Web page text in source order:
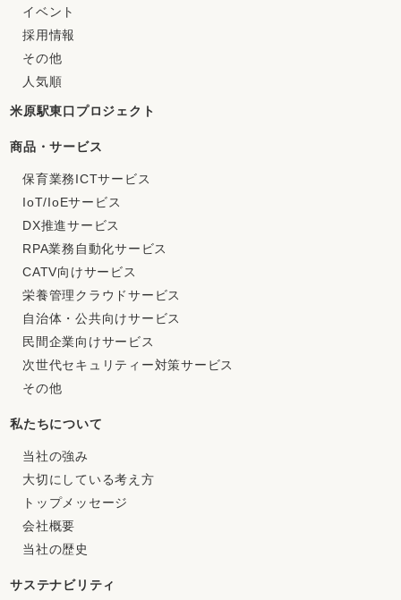
イベント
採用情報
その他
人気順
米原駅東口プロジェクト
商品・サービス
保育業務ICTサービス
IoT/IoEサービス
DX推進サービス
RPA業務自動化サービス
CATV向けサービス
栄養管理クラウドサービス
自治体・公共向けサービス
民間企業向けサービス
次世代セキュリティー対策サービス
その他
私たちについて
当社の強み
大切にしている考え方
トップメッセージ
会社概要
当社の歴史
サステナビリティ